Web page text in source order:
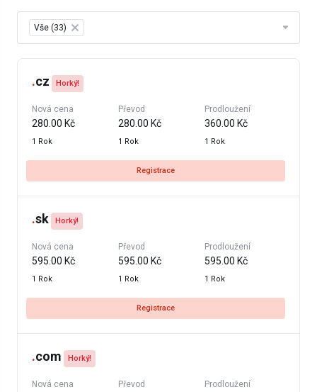
Table Filter
Vše (33) ×
.cz Horký!
Nová cena
280.00 Kč
1 Rok
Převod
280.00 Kč
1 Rok
Prodloužení
360.00 Kč
1 Rok
Registrace
.sk Horký!
Nová cena
595.00 Kč
1 Rok
Převod
595.00 Kč
1 Rok
Prodloužení
595.00 Kč
1 Rok
Registrace
.com Horký!
Nová cena Převod Prodloužení